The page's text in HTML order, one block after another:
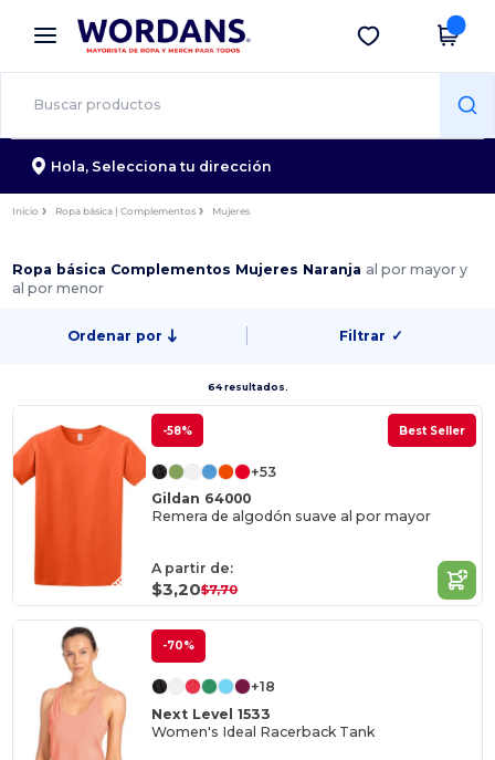
× App de Wordans
¡Mejores precios en app!
Descargar app
Hola, Selecciona tu dirección
Inicio Ropa básica | Complementos Mujeres
Ropa básica Complementos Mujeres Naranja al por mayor y
al por menor
Ordenar por Filtrar ✓
64 resultados.
-58% Best Seller
+53
Gildan 64000
Remera de algodón suave al por mayor
A partir de:
$3,20$7,70
-70%
+18
Next Level 1533
Women's Ideal Racerback Tank